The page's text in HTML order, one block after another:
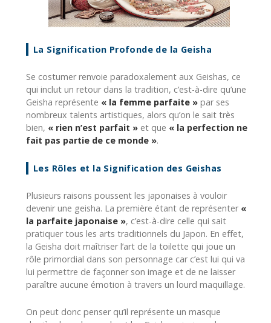
La Signification Profonde de la Geisha
Se costumer renvoie paradoxalement aux Geishas, ce
qui inclut un retour dans la tradition, c’est-à-dire qu’une
Geisha représente « la femme parfaite » par ses
nombreux talents artistiques, alors qu’on le sait très
bien, « rien n’est parfait » et que « la perfection ne
fait pas partie de ce monde ».
Les Rôles et la Signification des Geishas
Plusieurs raisons poussent les japonaises à vouloir
devenir une geisha. La première étant de représenter «
la parfaite japonaise », c’est-à-dire celle qui sait
pratiquer tous les arts traditionnels du Japon. En effet,
la Geisha doit maîtriser l’art de la toilette qui joue un
rôle primordial dans son personnage car c’est lui qui va
lui permettre de façonner son image et de ne laisser
paraître aucune émotion à travers un lourd maquillage.
On peut donc penser qu’il représente un masque